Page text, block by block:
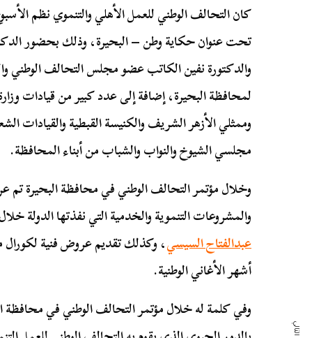
كان التحالف الوطني للعمل الأهلي والتنموي نظم
تحت عنوان حكاية وطن – البحيرة، وذلك بحضور
والدكتورة نفين الكاتب عضو مجلس التحالف الوطني
لمحافظة البحيرة، إضافة إلى عدد كبير من قيادات
وممثلي الأزهر الشريف والكنيسة القبطية والقيادات
مجلسي الشيوخ والنواب والشباب من أبناء المحافظة.
وخلال مؤتمر التحالف الوطني في محافظة البحيرة تم
والمشروعات التنموية والخدمية التي نفذتها الدولة
عبدالفتاح السيسي، وكذلك تقديم عروض فنية لكورال
أشهر الأغاني الوطنية.
وفي كلمة له خلال مؤتمر التحالف الوطني في محافظة